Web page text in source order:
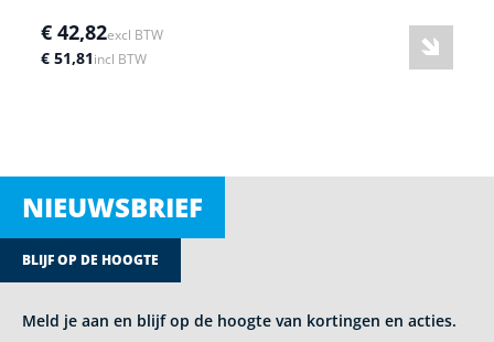
€ 42,82excl BTW
€ 51,81incl BTW
NIEUWSBRIEF
BLIJF OP DE HOOGTE
Meld je aan en blijf op de hoogte van kortingen en acties.